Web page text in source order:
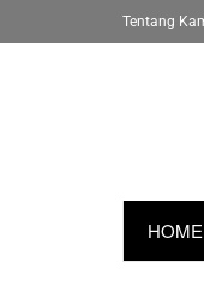
Tentang
HOME